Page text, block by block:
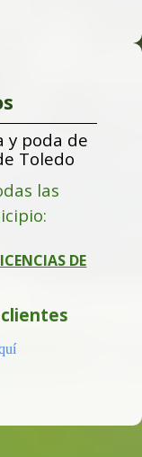
y poda de
Toledo
las
DE